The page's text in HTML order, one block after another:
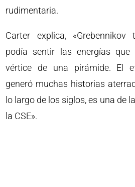
rudimentaria.
Carter explica,
podía sentir las energías que
vértice de una pirámide. El
generó muchas historias
lo largo de los siglos, es una de
la CSE».